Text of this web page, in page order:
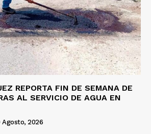
REPORTA FIN DE SEMANA DE
AL SERVICIO DE AGUA EN
Agosto, 2026